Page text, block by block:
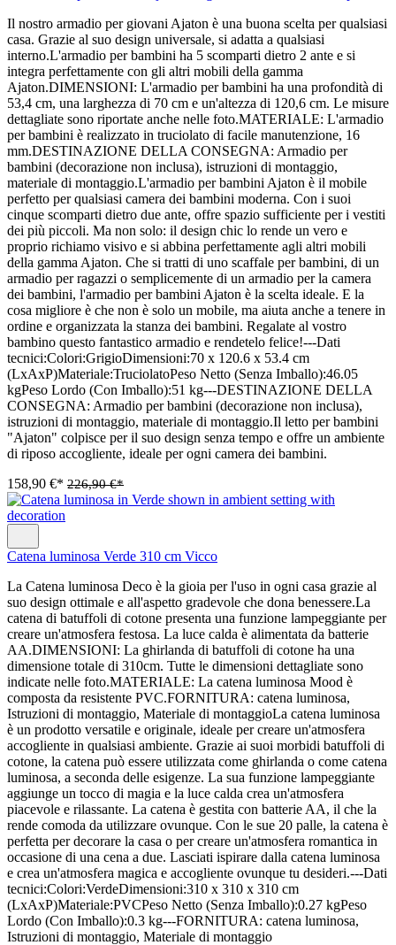
Il nostro armadio per giovani Ajaton è una buona scelta per qualsiasi
casa. Grazie al suo design universale, si adatta a qualsiasi
interno.L'armadio per bambini ha 5 scomparti dietro 2 ante e si
integra perfettamente con gli altri mobili della gamma
Ajaton.DIMENSIONI: L'armadio per bambini ha una profondità di
53,4 cm, una larghezza di 70 cm e un'altezza di 120,6 cm. Le misure
dettagliate sono riportate anche nelle foto.MATERIALE: L'armadio
per bambini è realizzato in truciolato di facile manutenzione, 16
mm.DESTINAZIONE DELLA CONSEGNA: Armadio per
bambini (decorazione non inclusa), istruzioni di montaggio,
materiale di montaggio.L'armadio per bambini Ajaton è il mobile
perfetto per qualsiasi camera dei bambini moderna. Con i suoi
cinque scomparti dietro due ante, offre spazio sufficiente per i vestiti
dei più piccoli. Ma non solo: il design chic lo rende un vero e
proprio richiamo visivo e si abbina perfettamente agli altri mobili
della gamma Ajaton. Che si tratti di uno scaffale per bambini, di un
armadio per ragazzi o semplicemente di un armadio per la camera
dei bambini, l'armadio per bambini Ajaton è la scelta ideale. E la
cosa migliore è che non è solo un mobile, ma aiuta anche a tenere in
ordine e organizzata la stanza dei bambini. Regalate al vostro
bambino questo fantastico armadio e rendetelo felice!---Dati
tecnici:Colori:GrigioDimensioni:70 x 120.6 x 53.4 cm
(LxAxP)Materiale:TruciolatoPeso Netto (Senza Imballo):46.05
kgPeso Lordo (Con Imballo):51 kg---DESTINAZIONE DELLA
CONSEGNA: Armadio per bambini (decorazione non inclusa),
istruzioni di montaggio, materiale di montaggio.Il letto per bambini
"Ajaton" colpisce per il suo design senza tempo e offre un ambiente
di riposo accogliente, ideale per ogni camera dei bambini.
158,90 €* 226,90 €*
Catena luminosa Verde 310 cm Vicco
La Catena luminosa Deco è la gioia per l'uso in ogni casa grazie al
suo design ottimale e all'aspetto gradevole che dona benessere.La
catena di batuffoli di cotone presenta una funzione lampeggiante per
creare un'atmosfera festosa. La luce calda è alimentata da batterie
AA.DIMENSIONI: La ghirlanda di batuffoli di cotone ha una
dimensione totale di 310cm. Tutte le dimensioni dettagliate sono
indicate nelle foto.MATERIALE: La catena luminosa Mood è
composta da resistente PVC.FORNITURA: catena luminosa,
Istruzioni di montaggio, Materiale di montaggioLa catena luminosa
è un prodotto versatile e originale, ideale per creare un'atmosfera
accogliente in qualsiasi ambiente. Grazie ai suoi morbidi batuffoli di
cotone, la catena può essere utilizzata come ghirlanda o come catena
luminosa, a seconda delle esigenze. La sua funzione lampeggiante
aggiunge un tocco di magia e la luce calda crea un'atmosfera
piacevole e rilassante. La catena è gestita con batterie AA, il che la
rende comoda da utilizzare ovunque. Con le sue 20 palle, la catena è
perfetta per decorare la casa o per creare un'atmosfera romantica in
occasione di una cena a due. Lasciati ispirare dalla catena luminosa
e crea un'atmosfera magica e accogliente ovunque tu desideri.---Dati
tecnici:Colori:VerdeDimensioni:310 x 310 x 310 cm
(LxAxP)Materiale:PVCPeso Netto (Senza Imballo):0.27 kgPeso
Lordo (Con Imballo):0.3 kg---FORNITURA: catena luminosa,
Istruzioni di montaggio, Materiale di montaggio